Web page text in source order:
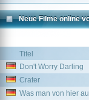
Neue Filme online
Titel
Don't Worry Darling
Crater
Was man von hier